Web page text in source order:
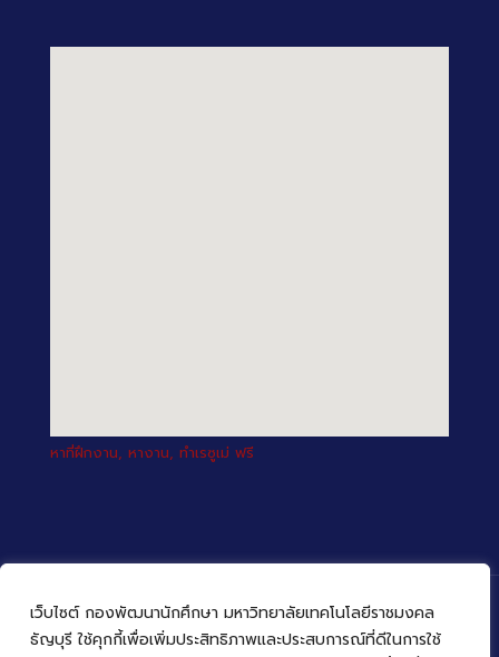
เว็บไซต์ กองพัฒนานักศึกษา มหาวิทยาลัยเทคโนโลยีราชมงคล
ธัญบุรี ใช้คุกกี้เพื่อเพิ่มประสิทธิภาพและประสบการณ์ที่ดีในการใช้
หาที่ฝึกงาน, หางาน, ทำเรซูเม่ ฟรี